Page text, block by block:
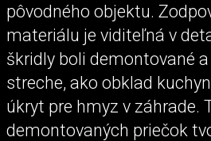
pôvodného objektu.
materiálu je viditeľná v
škridly boli demontované
streche, ako obklad
úkryt pre hmyz v záhrade.
demontovaných priečok